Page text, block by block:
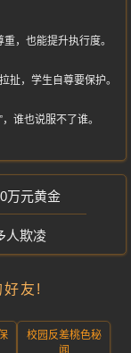
，也能提升执行度。
扯，学生自尊要保护。
谁也说服不了谁。
万元黄金
人欺凌
好友!
校园反差桃色秘
闻